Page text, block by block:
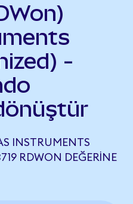
-
INSTRUMENTS
RDWON DEĞERINE